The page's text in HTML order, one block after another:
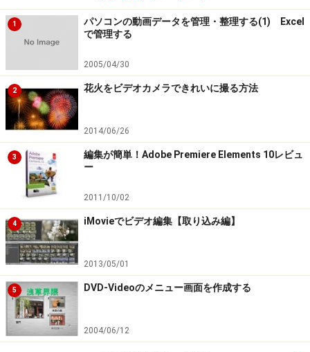
1
パソコンの動画データを管理・整理する(1) Excel
で管理する
2005/04/30
2 花火をビデオカメラできれいに撮る方法
2014/06/26
3
編集が簡単！Adobe Premiere Elements 10レビュ
ー
2011/10/02
4 iMovieでビデオ編集【取り込み編】
2013/05/01
5 DVD-Videoのメニュー画面を作成する
2004/06/12